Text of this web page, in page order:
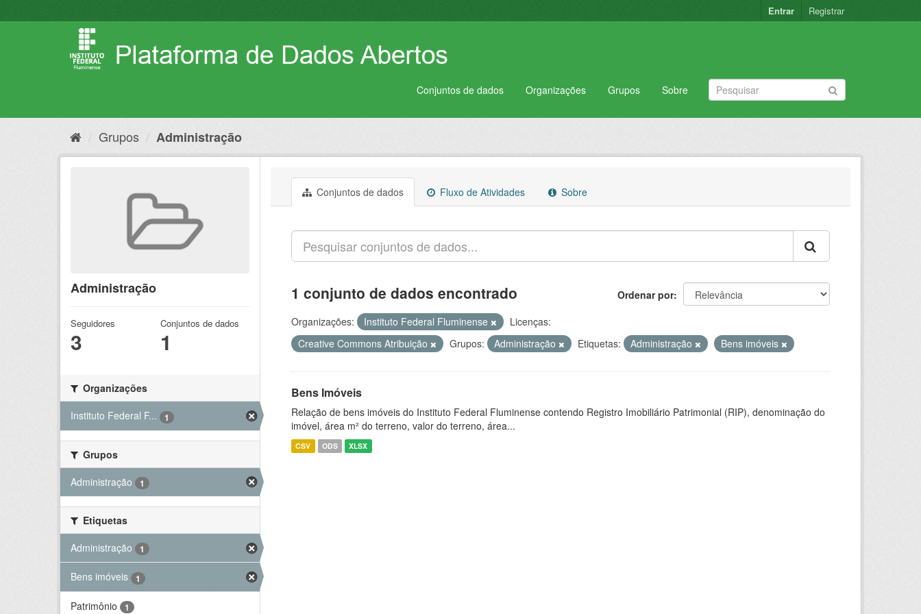
para
Entrar Registrar
Conjuntos de dados Organizações Grupos Sobre
Grupos Administração
Administração
Seguidores
3
Conjuntos de dados
1
Organizações
Instituto Federal F...
1
Grupos
Administração
1
Etiquetas
Administração
1
Bens imóveis 1
Patrimônio 1
Conjuntos de dados Fluxo de Atividades Sobre
Ordenar por
1 conjunto de dados encontrado
Organizações: Instituto Federal Fluminense
Licenças:
Creative Commons Atribuição
Grupos: Administração Etiquetas: Administração Bens imóveis
Bens Imóveis
Relação de bens imóveis do Instituto Federal Fluminense contendo Registro Imobiliário Patrimonial (RIP), denominação do
imóvel, área m² do terreno, valor do terreno, área...
CSV ODS XLSX